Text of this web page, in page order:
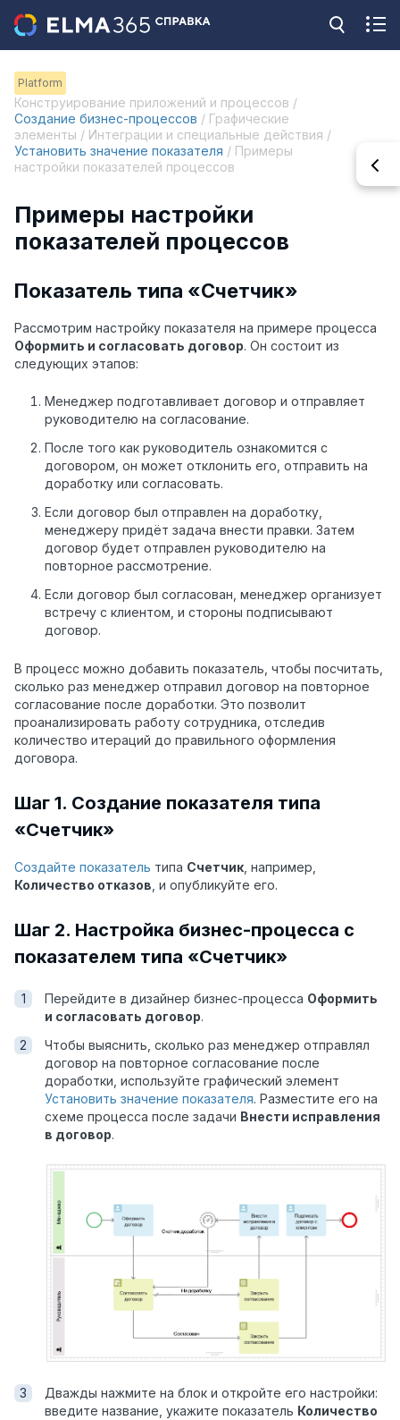
Platform
Конструирование приложений и процессов /
Создание бизнес-процессов / Графические
элементы / Интеграции и специальные действия /
Установить значение показателя / Примеры
настройки показателей процессов
Примеры настройки
показателей процессов
Показатель типа «Счетчик»
Рассмотрим настройку показателя на примере процесса
Оформить и согласовать договор. Он состоит из
следующих этапов:
Менеджер подготавливает договор и отправляет
руководителю на согласование.
После того как руководитель ознакомится с
договором, он может отклонить его, отправить на
доработку или согласовать.
Если договор был отправлен на доработку,
менеджеру придёт задача внести правки. Затем
договор будет отправлен руководителю на
повторное рассмотрение.
Если договор был согласован, менеджер организует
встречу с клиентом, и стороны подписывают
договор.
В процесс можно добавить показатель, чтобы посчитать,
сколько раз менеджер отправил договор на повторное
согласование после доработки. Это позволит
проанализировать работу сотрудника, отследив
количество итераций до правильного оформления
договора.
Шаг 1. Создание показателя типа
«Счетчик»
Создайте показатель типа Счетчик , например,
Количество отказов , и опубликуйте его.
Шаг 2. Настройка бизнес-процесса с
показателем типа «Счетчик»
Перейдите в дизайнер бизнес-процесса Оформить
и согласовать договор.
Чтобы выяснить, сколько раз менеджер отправлял
договор на повторное согласование после
доработки, используйте графический элемент
Установить значение показателя. Разместите его на
схеме процесса после задачи Внести исправления
в договор.
Дважды нажмите на блок и откройте его настройки:
введите название, укажите показатель Количество